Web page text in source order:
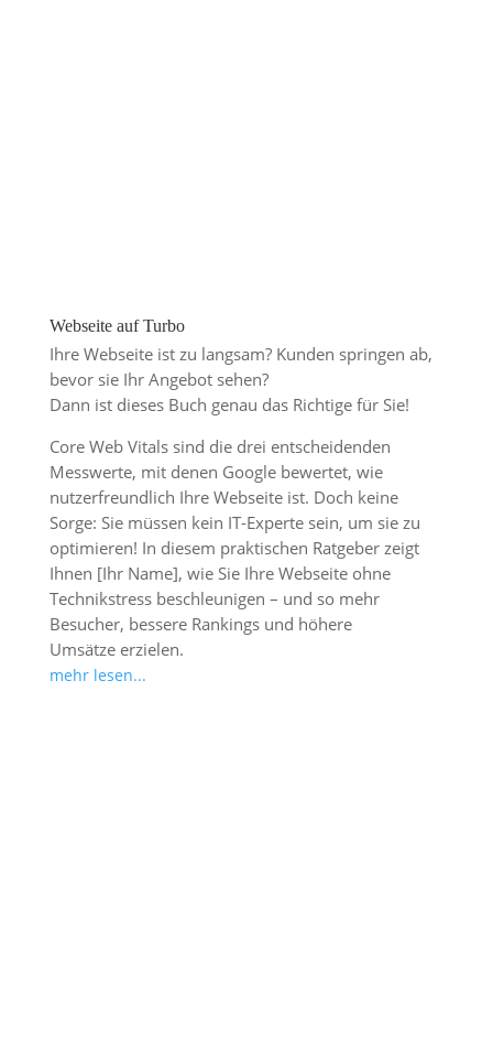
Webseite auf Turbo
Ihre Webseite ist zu langsam? Kunden springen ab,
bevor sie Ihr Angebot sehen?
Dann ist dieses Buch genau das Richtige für Sie!
Core Web Vitals sind die drei entscheidenden
Messwerte, mit denen Google bewertet, wie
nutzerfreundlich Ihre Webseite ist. Doch keine
Sorge: Sie müssen kein IT-Experte sein, um sie zu
optimieren! In diesem praktischen Ratgeber zeigt
Ihnen [Ihr Name], wie Sie Ihre Webseite ohne
Technikstress beschleunigen – und so mehr
Besucher, bessere Rankings und höhere
Umsätze erzielen.
mehr lesen...